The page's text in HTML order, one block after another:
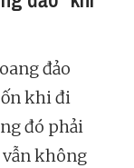
đảo
khi đi
đó phải
không